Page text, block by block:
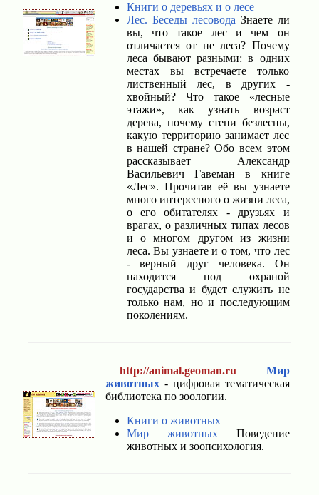
Книги о деревьях и о лесе
Лес. Беседы лесовода Знаете ли
вы, что такое лес и чем он
отличается от не леса? Почему
леса бывают разными: в одних
местах вы встречаете только
лиственный лес, в других -
хвойный? Что такое «лесные
этажи», как узнать возраст
дерева, почему степи безлесны,
какую территорию занимает лес
в нашей стране? Обо всем этом
рассказывает Александр
Васильевич Гавеман в книге
«Лес». Прочитав её вы узнаете
много интересного о жизни леса,
о его обитателях - друзьях и
врагах, о различных типах лесов
и о многом другом из жизни
леса. Вы узнаете и о том, что лес
- верный друг человека. Он
находится под охраной
государства и будет служить не
только нам, но и последующим
поколениям.
http://animal.geoman.ru
Мир
животных- цифровая тематическая
библиотека по зоологии.
Книги о животных
Мир животныхПоведение
животных и зоопсихология.